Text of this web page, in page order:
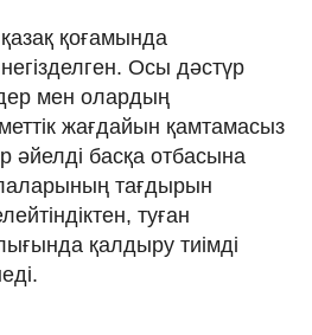
қоғамында
Осы дәстүр
мен олардың
жағдайын қамтамасыз
әйелді басқа отбасына
тағдырын
туған
қалдыру тиімді